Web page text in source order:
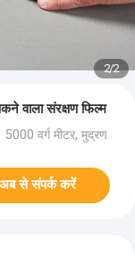
2/2
वाला संरक्षण फिल्म
5000 वर्ग मीटर, मुद्रण
अब से संपर्क करें